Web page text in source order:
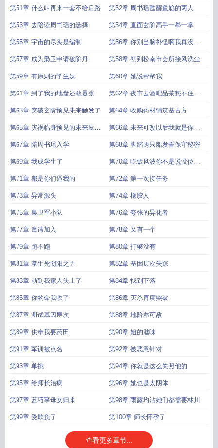
抢房
第51章 什么叫再来一套不给后路 第52章 周书瑶甦醒尷尬的两人
第53章 去陪读周书瑶的选择 第54章 直面玄阶高手一拳一掌
第55章 宇宙的尽头是编制 第56章 你別当脑补怪啊我真没想
那么多
第57章 成为梟卫申请破阶丹 第58章 初到松南市会所接风洗尘
第59章 有原则的学生妹 第60章 她说帮帮我
第61章 到了我的地盘还敢囂张 第62章 夜市去酒吧品茶憋不住要
衝关了
第63章 突破玄阶预见未来触发了 第64章 收购药材铺筑基古方
第65章 灾祸临身预见的未来应验
了
第66章 未来可改以后我就是你养
的一条狗
第67章 陪周书瑶入学 第68章 脚踏两只船发誓保守秘密
第69章 我成学生了 第70章 吃饭风波你不是说没位置
了吗
第71章 都是你们逼我的 第72章 第一次接任务
第73章 异常源头 第74章 橡胶人
第75章 梟卫军小队 第76章 夸张的异化者
第77章 邀请加入 第78章 又有一个
第79章 跑不跑 第80章 打够没有
第81章 掌生死阴阳之力 第82章 基因层次失踪
第83章 动到我家人头上了 第84章 找到下落
第85章 你的命我收了 第86章 灭杀再度突破
第87章 测试基因层次 第88章 地阶亦可敌
第89章 供奉我要药田 第90章 姐的滋味
第91章 军训被点名 第92章 被恶意针对
第93章 单挑 第94章 你就是这么关照他的
第95章 给师长治病 第96章 她也是太阴体
第97章 蓝巧寧母女归来 第98章 雨露均沾她们都需要林川
第99章 受欺负了 第100章 师长怀孕了
查看更多章节...